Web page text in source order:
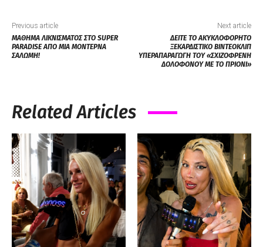
Previous article
ΜΑΘΗΜΑ ΛΙΚΝΙΣΜΑΤΟΣ ΣΤΟ SUPER
PARADISE ΑΠΟ ΜΙΑ ΜΟΝΤΕΡΝΑ
ΣΑΛΩΜΗ!
Next article
ΔΕΙΤΕ ΤΟ ΑΚΥΚΛΟΦΟΡΗΤΟ
ΞΕΚΑΡΔΙΣΤΙΚΟ ΒΙΝΤΕΟΚΛΙΠ
ΥΠΕΡΑΠΑΡΑΓΩΓΗ ΤΟΥ «ΣΧΙΖΟΦΡΕΝΗ
ΔΟΛΟΦΟΝΟΥ ΜΕ ΤΟ ΠΡΙΟΝΙ»
Related Articles